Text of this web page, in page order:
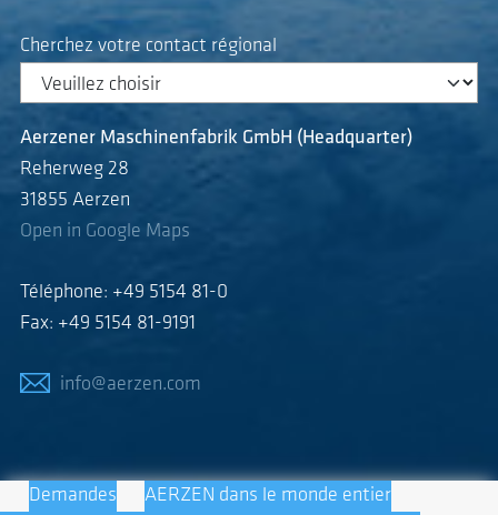
Cherchez votre contact régional
Aerzener Maschinenfabrik GmbH (Headquarter)
Reherweg 28
31855 Aerzen
Open in Google Maps
Téléphone: +49 5154 81-0
Fax: +49 5154 81-9191
info@aerzen.com
Demandes AERZEN dans le monde entier